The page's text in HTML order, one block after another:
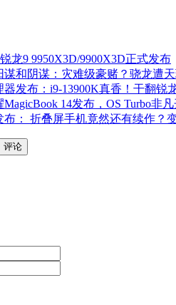
龙9 9950X3D/9900X3D正式发布
和阴谋：灾难级豪赌？骁龙遭
发布：i9-13900K真香！干翻锐
14发布，OS Turbo非
： 折叠屏手机竟然还有续作？
评论